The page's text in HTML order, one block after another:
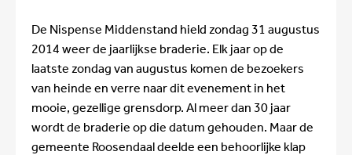
De Nispense Middenstand hield zondag 31 augustus
2014 weer de jaarlijkse braderie. Elk jaar op de
laatste zondag van augustus komen de bezoekers
van heinde en verre naar dit evenement in het
mooie, gezellige grensdorp. Al meer dan 30 jaar
wordt de braderie op die datum gehouden. Maar de
gemeente Roosendaal deelde een behoorlijke klap